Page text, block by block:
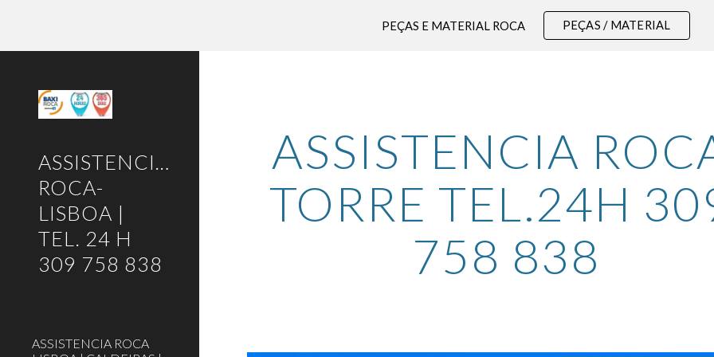
Skip to main content Skip to
PEÇAS E MATERIAL ROCA PEÇAS / MATERIAL
ASSISTENCIA-
ROCA-
LISBOA |
TEL. 24 H
309 758 838
ASSISTENCIA ROCA
ASSISTENCIA
TORRE TEL.24H
758 838